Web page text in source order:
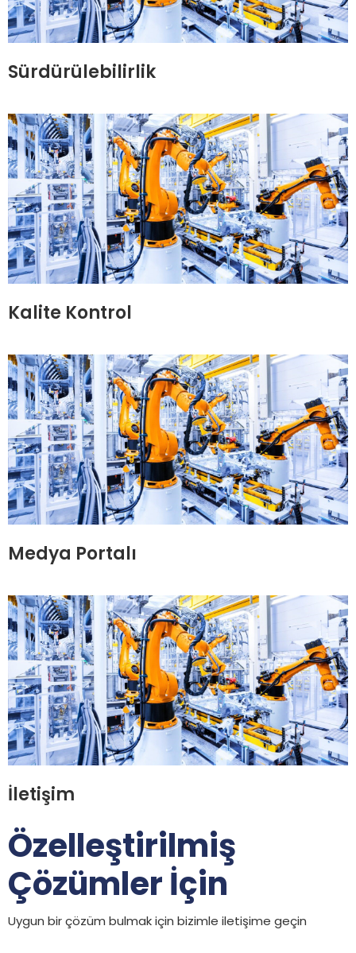
Sürdürülebilirlik
Kalite Kontrol
Medya Portalı
İletişim
Özelleştirilmiş
Çözümler İçin
Uygun bir çözüm bulmak için bizimle iletişime geçin